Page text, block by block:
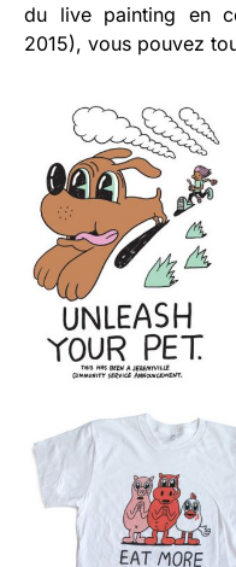
du live painting en
2015), vous pouvez